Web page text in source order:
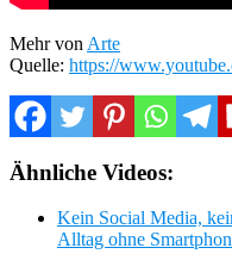
Mehr von Arte
Quelle: https://
Ähnliche Videos:
Kein Social Media,
Alltag ohne